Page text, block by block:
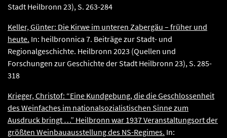
Stadt Heilbronn 23), S. 263-284
Keller, Günter: Die Kirwe im unteren Zabergäu – früher und
heute. In: heilbronnica 7. Beiträge zur Stadt- und
Regionalgeschichte. Heilbronn 2023 (Quellen und
Forschungen zur Geschichte der Stadt Heilbronn 23), S. 285-
318
Krieger, Christof: “Eine Kundgebung, die die Geschlossenheit
des Weinfaches im nationalsozialistischen Sinne zum
Ausdruck bringt …” Heilbronn war 1937 Veranstaltungsort der
größten Weinbauausstellung des NS-Regimes. In: